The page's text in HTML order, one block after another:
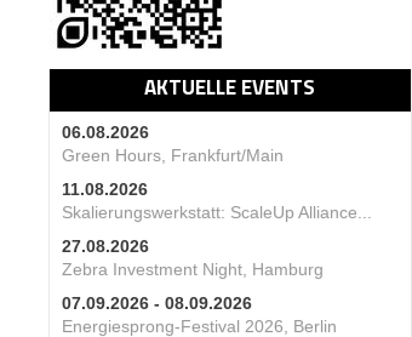
AKTUELLE EVENTS
06.08.2026
Green Hours, Frankfurt/Main
11.08.2026
Skalierungswerkstatt: ScaleUp Alliance...
27.08.2026
Zebra Investment Night, Hamburg
07.09.2026 - 08.09.2026
Energiesprong-Festival 2026, Berlin